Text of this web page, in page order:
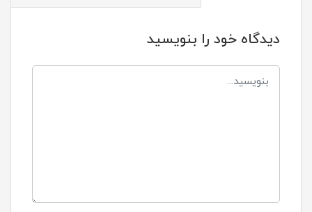
دیدگاه خود را بنویسید